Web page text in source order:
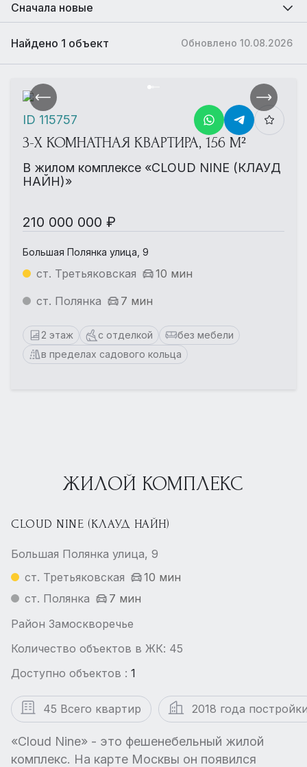
Сначала новые
Обновлено 10.08.2026
Найдено 1 объект
3-Х КОМНАТНАЯ КВАРТИРА, 156 М²
В жилом комплексе «CLOUD NINE (КЛАУД
НАЙН)»
210 000 000 ₽
Большая Полянка улица, 9
ст. Третьяковская
10 мин
ст. Полянка
7 мин
2 этаж с отделкой
без мебели
в пределах садового кольца
ID 115757
ЖИЛОЙ КОМПЛЕКС
CLOUD NINE (КЛАУД НАЙН)
Большая Полянка улица, 9
ст. Третьяковская
10 мин
ст. Полянка
7 мин
Район Замоскворечье
Количество объектов в ЖК: 45
Доступно объектов : 1
45 Всего квартир 2018 года
«Cloud Nine» - это фешенебельный жилой
комплекс. На карте Москвы он появился